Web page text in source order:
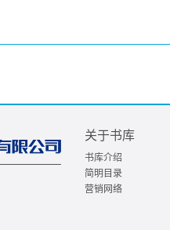
关于书库
书库介绍
简明目录
营销网络